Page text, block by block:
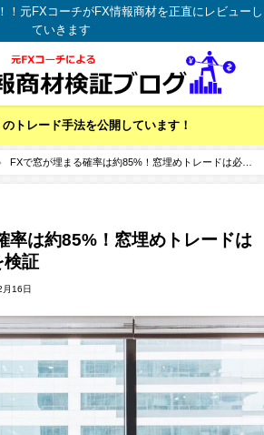
！元FXコーチがFX情報商材を正直にレビューし
ていきます
トレード手法を公開しています！
FXで窓が埋まる確率は約85%！窓埋めトレードは必勝
率は約85%！窓埋めトレードは
検証
16日